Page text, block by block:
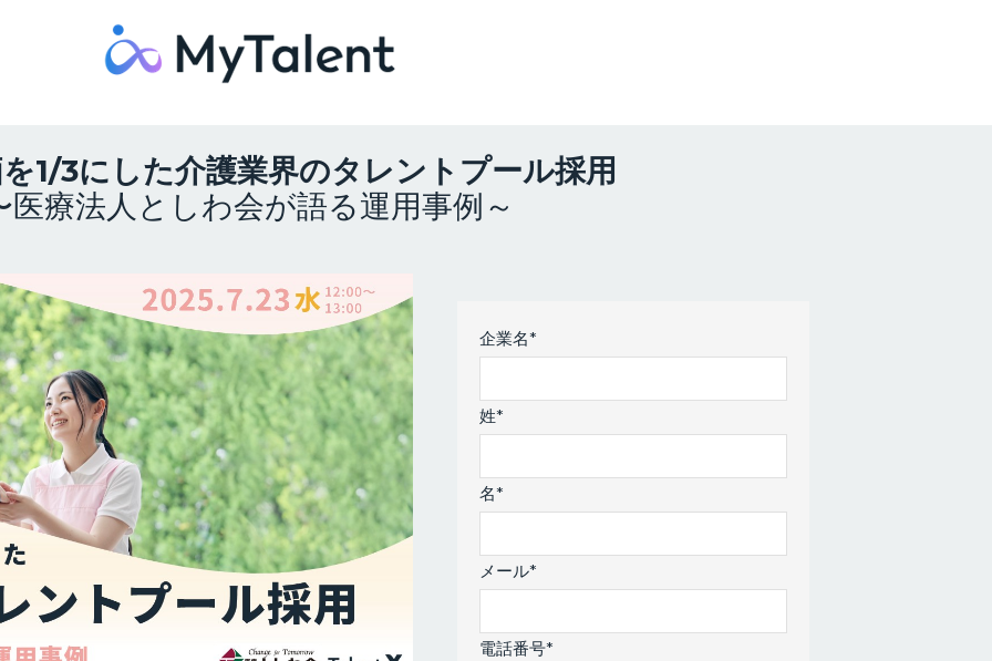
1/3にした介護業界のタレントプール採用
医療法人としわ会が語る運用事例～
企業名*
姓*
名*
メール*
電話番号*